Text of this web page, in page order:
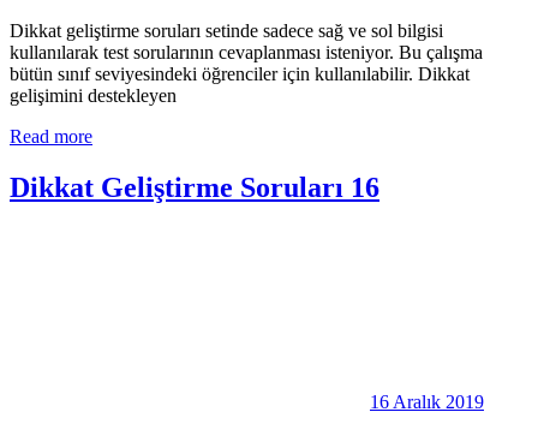
Dikkat geliştirme soruları setinde sadece sağ ve sol bilgisi
kullanılarak test sorularının cevaplanması isteniyor. Bu çalışma
bütün sınıf seviyesindeki öğrenciler için kullanılabilir. Dikkat
gelişimini destekleyen
Read more
Dikkat Geliştirme Soruları 16
16 Aralık 2019